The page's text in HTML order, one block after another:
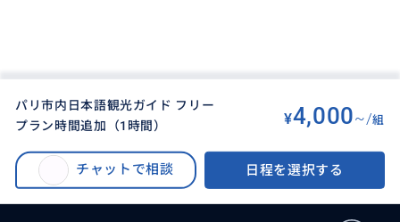
パリ市内日本語観光ガイド フリー
プラン時間追加（1時間）
¥4,000~/組
チャットで相談 日程を選択する
パリ市内日本語観光ガイド フリープラン時間追加（1時間）